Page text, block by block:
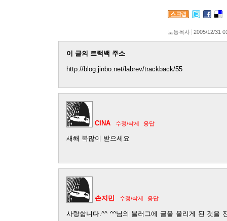
노동목사 2005/12/31
이 글의 트랙백 주소
http://blog.jinbo.net/labrev/trackback/55
CINA 수정/삭제 응답
새해 복많이 받으세요
손지민 수정/삭제 응답
사랑합니다.^^ ^^님의 블러그에 글을 올리게 된 것을